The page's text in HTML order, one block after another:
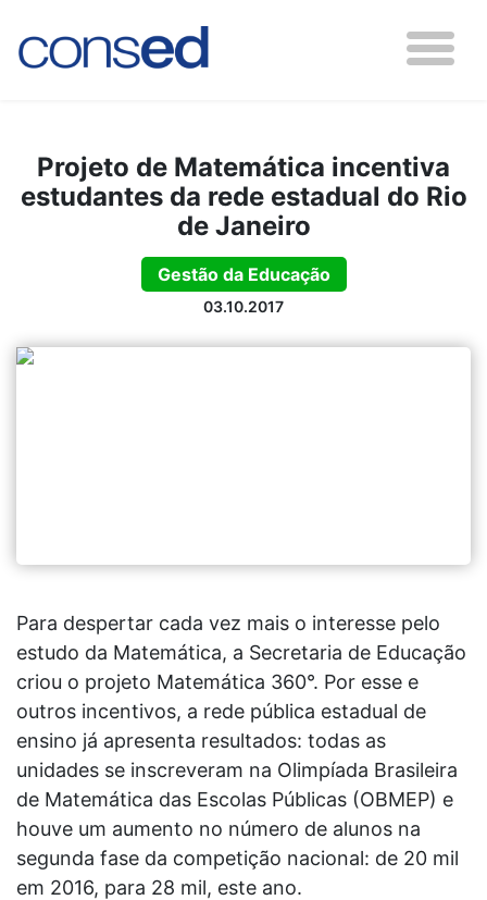
Projeto de Matemática incentiva
estudantes da rede estadual do Rio
de Janeiro
Gestão da Educação
03.10.2017
Para despertar cada vez mais o interesse pelo
estudo da Matemática, a Secretaria de Educação
criou o projeto Matemática 360°. Por esse e
outros incentivos, a rede pública estadual de
ensino já apresenta resultados: todas as
unidades se inscreveram na Olimpíada Brasileira
de Matemática das Escolas Públicas (OBMEP) e
houve um aumento no número de alunos na
segunda fase da competição nacional: de 20 mil
em 2016, para 28 mil, este ano.